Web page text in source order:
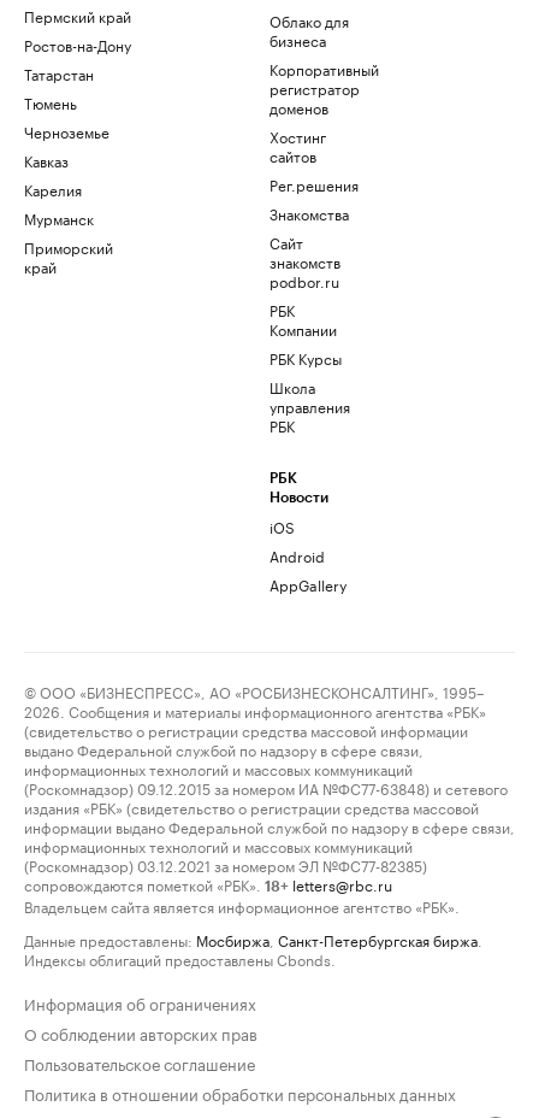
Пермский край
Ростов-на-Дону
Татарстан
Тюмень
Черноземье
Кавказ
Карелия
Мурманск
Приморский
край
Облако для
бизнеса
Корпоративный
регистратор
доменов
Хостинг
сайтов
Рег.решения
Знакомства
Сайт
знакомств
podbor.ru
РБК
Компании
РБК Курсы
Школа
управления
РБК
РБК
Новости
iOS
Android
AppGallery
© ООО «БИЗНЕСПРЕСС», АО «РОСБИЗНЕСКОНСАЛТИНГ», 1995–
2026. Сообщения и материалы информационного агентства «РБК»
(свидетельство о регистрации средства массовой информации
выдано Федеральной службой по надзору в сфере связи,
информационных технологий и массовых коммуникаций
(Роскомнадзор) 09.12.2015 за номером ИА №ФС77-63848) и сетевого
издания «РБК» (свидетельство о регистрации средства массовой
информации выдано Федеральной службой по надзору в сфере связи,
информационных технологий и массовых коммуникаций
(Роскомнадзор) 03.12.2021 за номером ЭЛ №ФС77-82385)
сопровождаются пометкой «РБК».
18+ letters@rbc.ru
Владельцем сайта является информационное агентство «РБК».
Данные предоставлены: Мосбиржа Санкт-Петербургская биржа
Индексы облигаций предоставлены Cbonds.
Информация об ограничениях
О соблюдении авторских прав
Пользовательское соглашение
Политика в отношении обработки персональных данных